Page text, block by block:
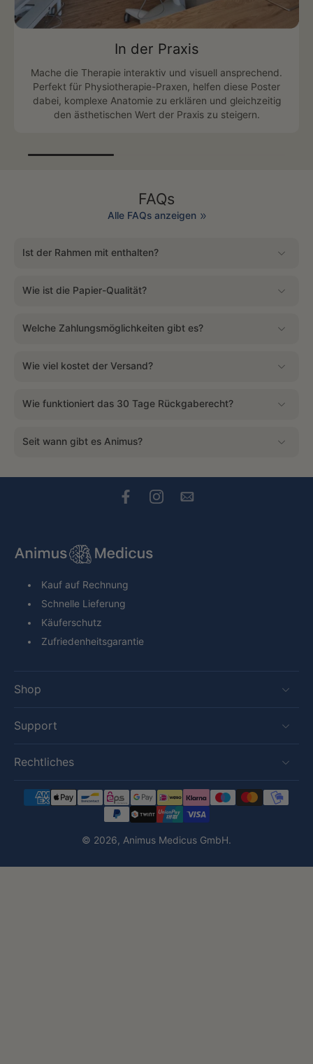
In der Praxis
Mache die Therapie interaktiv und visuell ansprechend.
Perfekt für Physiotherapie-Praxen, helfen diese Poster
dabei, komplexe Anatomie zu erklären und gleichzeitig
den ästhetischen Wert der Praxis zu steigern.
FAQs
Alle FAQs anzeigen
Ist der Rahmen mit enthalten?
Wie ist die Papier-Qualität?
Welche Zahlungsmöglichkeiten gibt es?
Wie viel kostet der Versand?
Wie funktioniert das 30 Tage Rückgaberecht?
Seit wann gibt es Animus?
Kauf auf Rechnung
Schnelle Lieferung
Käuferschutz
Zufriedenheitsgarantie
Shop
Support
Rechtliches
© 2026, Animus Medicus GmbH.